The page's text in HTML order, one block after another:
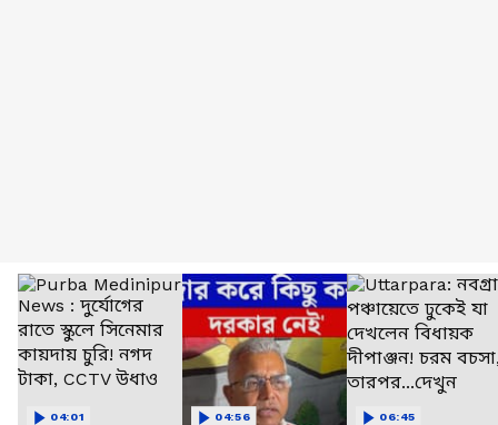
04:01 04:56 06:45